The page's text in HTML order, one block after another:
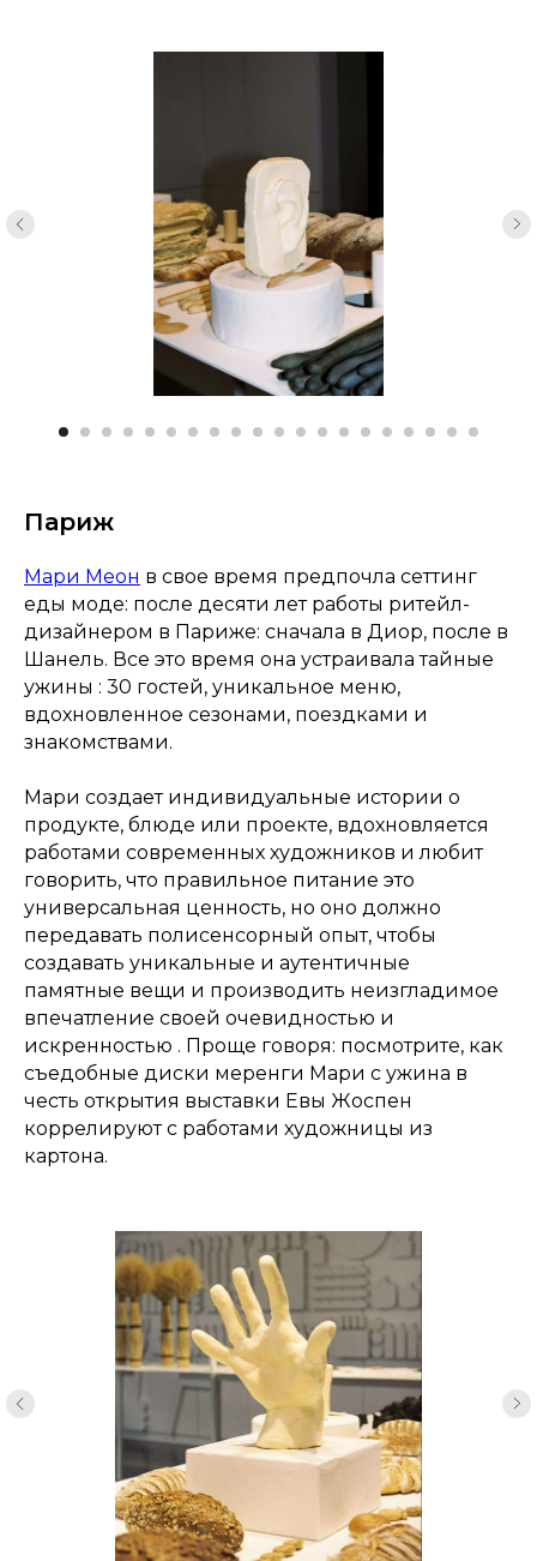
Париж
Мари Меон в свое время предпочла сеттинг
еды моде: после десяти лет работы ритейл-
дизайнером в Париже: сначала в Диор, после в
Шанель. Все это время она устраивала тайные
ужины : 30 гостей, уникальное меню,
вдохновленное сезонами, поездками и
знакомствами.
Мари создает индивидуальные истории о
продукте, блюде или проекте, вдохновляется
работами современных художников и любит
говорить, что правильное питание это
универсальная ценность, но оно должно
передавать полисенсорный опыт, чтобы
создавать уникальные и аутентичные
памятные вещи и производить неизгладимое
впечатление своей очевидностью и
искренностью . Проще говоря: посмотрите, как
съедобные диски меренги Мари с ужина в
честь открытия выставки Евы Жоспен
коррелируют с работами художницы из
картона.